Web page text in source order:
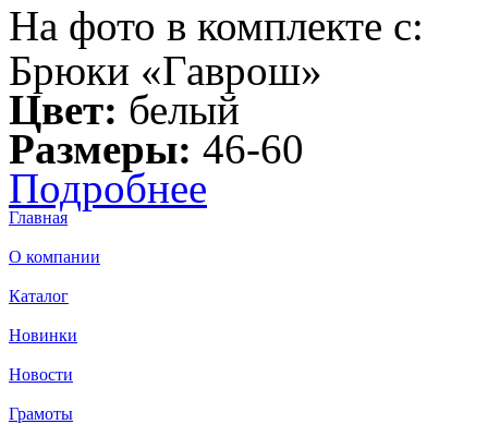
На фото в комплекте с:
Брюки «Гаврош»
Цвет: белый
Размеры: 46-60
Подробнее
Главная
О компании
Каталог
Новинки
Новости
Грамоты